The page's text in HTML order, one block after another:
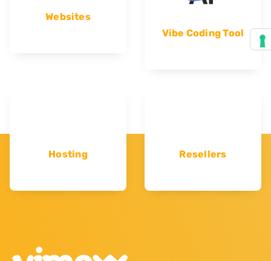
Websites
Vibe Coding Tool
Hosting Resellers